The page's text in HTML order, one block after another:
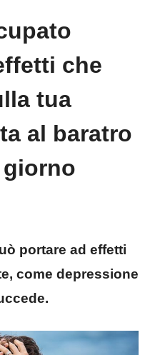
che
tua
al baratro
portare ad effetti
come depressione